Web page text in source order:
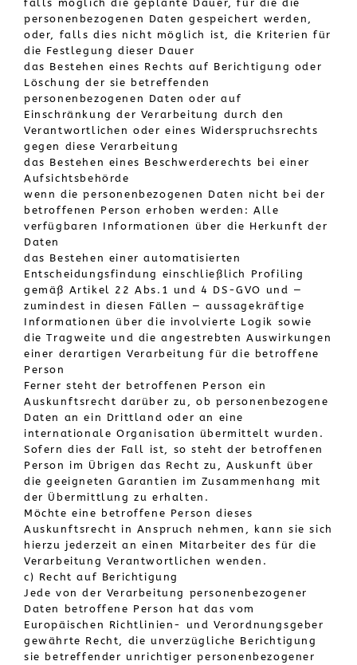
falls möglich die geplante Dauer, für die die
personenbezogenen Daten gespeichert werden,
oder, falls dies nicht möglich ist, die Kriterien für
die Festlegung dieser Dauer
das Bestehen eines Rechts auf Berichtigung oder
Löschung der sie betreffenden
personenbezogenen Daten oder auf
Einschränkung der Verarbeitung durch den
Verantwortlichen oder eines Widerspruchsrechts
gegen diese Verarbeitung
das Bestehen eines Beschwerderechts bei einer
Aufsichtsbehörde
wenn die personenbezogenen Daten nicht bei der
betroffenen Person erhoben werden: Alle
verfügbaren Informationen über die Herkunft der
Daten
das Bestehen einer automatisierten
Entscheidungsfindung einschließlich Profiling
gemäß Artikel 22 Abs.1 und 4 DS-GVO und —
zumindest in diesen Fällen — aussagekräftige
Informationen über die involvierte Logik sowie
die Tragweite und die angestrebten Auswirkungen
einer derartigen Verarbeitung für die betroffene
Person
Ferner steht der betroffenen Person ein
Auskunftsrecht darüber zu, ob personenbezogene
Daten an ein Drittland oder an eine
internationale Organisation übermittelt wurden.
Sofern dies der Fall ist, so steht der betroffenen
Person im Übrigen das Recht zu, Auskunft über
die geeigneten Garantien im Zusammenhang mit
der Übermittlung zu erhalten.
Möchte eine betroffene Person dieses
Auskunftsrecht in Anspruch nehmen, kann sie sich
hierzu jederzeit an einen Mitarbeiter des für die
Verarbeitung Verantwortlichen wenden.
c) Recht auf Berichtigung
Jede von der Verarbeitung personenbezogener
Daten betroffene Person hat das vom
Europäischen Richtlinien- und Verordnungsgeber
gewährte Recht, die unverzügliche Berichtigung
sie betreffender unrichtiger personenbezogener